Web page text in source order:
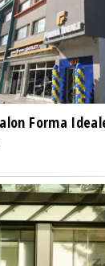
Forma